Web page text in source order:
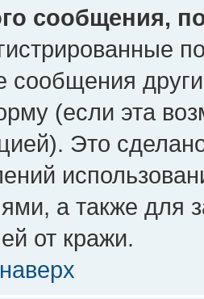
сообщения,
сообщения
(если эта
Это
а также для
от кражи.